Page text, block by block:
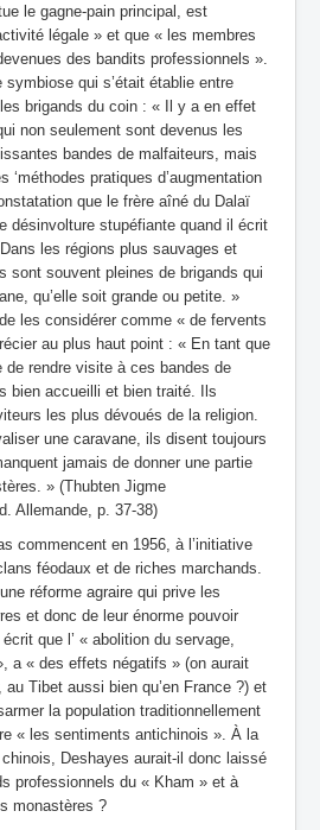
le gagne-pain principal, est
légale » et que « les membres
des bandits professionnels ».
symbiose qui s’était établie entre
brigands du coin : « Il y a en effet
non seulement sont devenus les
bandes de malfaiteurs, mais
‘méthodes pratiques d’augmentation
que le frère aîné du Dalaï
désinvolture stupéfiante quand il écrit
les régions plus sauvages et
sont souvent pleines de brigands qui
qu’elle soit grande ou petite. »
les considérer comme « de fervents
au plus haut point : « En tant que
de rendre visite à ces bandes de
bien accueilli et bien traité. Ils
les plus dévoués de la religion.
une caravane, ils disent toujours
jamais de donner une partie
» (Thubten Jigme
Allemande, p. 37-38)
commencent en 1956, à l’initiative
féodaux et de riches marchands.
réforme agraire qui prive les
et donc de leur énorme pouvoir
que l’ « abolition du servage,
a « des effets négatifs » (on aurait
Tibet aussi bien qu’en France ?) et
la population traditionnellement
« les sentiments antichinois ». À la
Deshayes aurait-il donc laissé
professionnels du « Kham » et à
monastères ?